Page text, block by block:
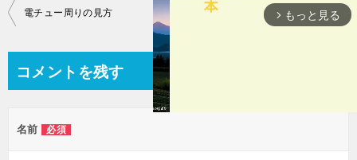
投
ビ
ー
電チュー周りの見方 P 七つの大罪 強欲Ver~釘読み ボーダー 機種解説
コメントを残す
名前 必須
arrow_forward_ios もっと見る